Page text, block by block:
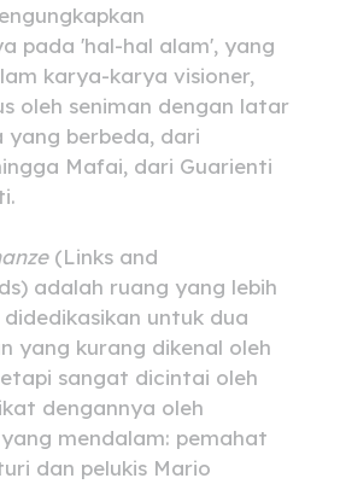
pada 'hal-hal alam', yang
karya-karya visioner,
oleh seniman dengan latar
yang berbeda, dari
Mafai, dari Guarienti
(Links and
adalah ruang yang lebih
untuk dua
yang kurang dikenal oleh
sangat dicintai oleh
dengannya oleh
mendalam: pemahat
dan pelukis Mario